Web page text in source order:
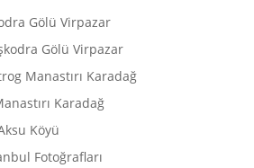
Gölü Virpazar
Gölü Virpazar
Manastırı Karadağ
Karadağ
Köyü
Fotoğrafları